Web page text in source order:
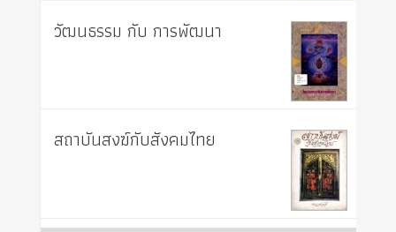
วัฒนธรรม กับ การพัฒนา
สถาบันสงฆ์กับสังคมไทย